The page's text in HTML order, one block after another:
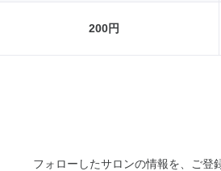
200円
フォローしたサロンの情報を、ご登